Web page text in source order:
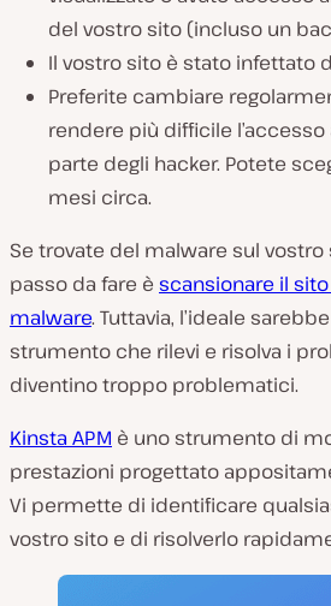
del vostro sito (incluso un
Il vostro sito è stato infettato
Preferite cambiare
rendere più difficile
parte degli hacker. Potete
mesi circa.
Se trovate del malware sul
passo da fare è scansionare il
malware. Tuttavia, l’ideale
strumento che rilevi e risolva i
diventino troppo problematici.
Kinsta APM è uno strumento di
prestazioni progettato
Vi permette di identificare
vostro sito e di risolverlo